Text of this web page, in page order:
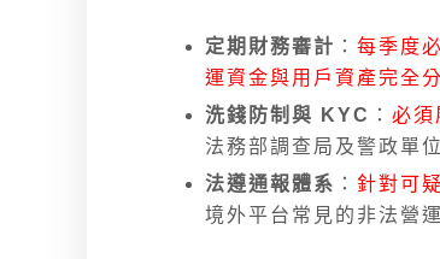
定期財務審計 ： 每季度
運資金與用戶資產完全
洗錢防制與 KYC ： 必須
法務部調查局及警政單
法遵通報體系 ： 針對可
境外平台常見的非法營